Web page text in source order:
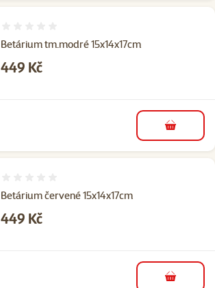
Betárium tm.modré 15x14x17cm
Cena
449 Kč
do košíku
Betárium červené 15x14x17cm
Cena
449 Kč
do košíku